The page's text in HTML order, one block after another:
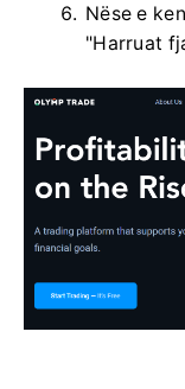
Nëse e
"Harruat